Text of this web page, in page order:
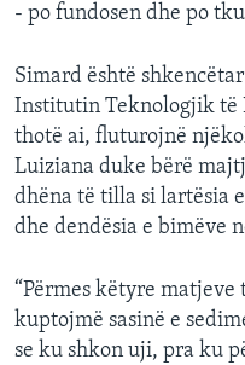
- po fundosen dhe po
Simard është
Institutin Teknologjik të
thotë ai, fluturojnë
Luiziana duke bërë
dhëna të tilla si lartësia
dhe dendësia e bimëve
“Përmes këtyre
kuptojmë sasinë e
se ku shkon uji, pra ku